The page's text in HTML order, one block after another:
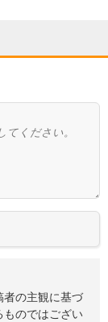
者の主観に基づ
ものではござい